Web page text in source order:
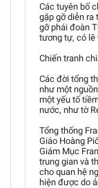
Các tuyên bố
gặp gỡ diễn ra
gỡ phái đoàn
tương tự, có lẽ
Chiến tranh
Các đời tổng
như một
một yếu tố
nước, như tờ
Tổng thống
Giáo Hoàng
Giám Mục
trung gian và
cho quan hệ
hiện được do